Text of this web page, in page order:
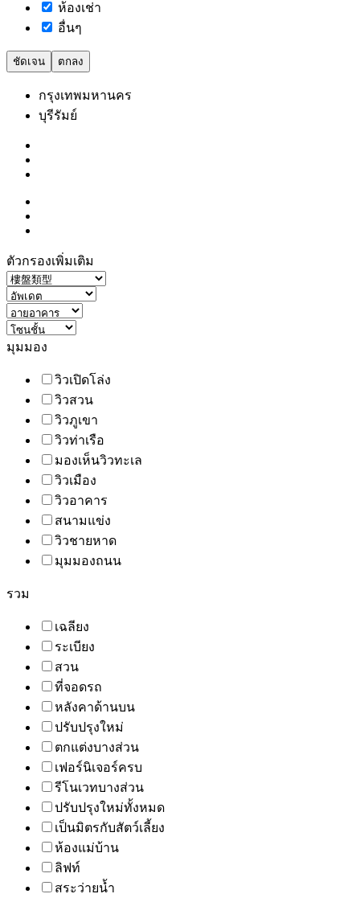
ห้องเช่า
อื่นๆ
ชัดเจน ตกลง
กรุงเทพมหานคร
บุรีรัมย์
ตัวกรองเพิ่มเติม
มุมมอง
วิวเปิดโล่ง
วิวสวน
วิวภูเขา
วิวท่าเรือ
มองเห็นวิวทะเล
วิวเมือง
วิวอาคาร
สนามแข่ง
วิวชายหาด
มุมมองถนน
รวม
เฉลียง
ระเบียง
สวน
ที่จอดรถ
หลังคาด้านบน
ปรับปรุงใหม่
ตกแต่งบางส่วน
เฟอร์นิเจอร์ครบ
รีโนเวทบางส่วน
ปรับปรุงใหม่ทั้งหมด
เป็นมิตรกับสัตว์เลี้ยง
ห้องแม่บ้าน
ลิฟท์
สระว่ายน้ำ